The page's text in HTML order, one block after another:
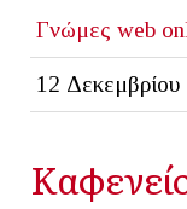
Γνώμες web
12 Δεκεμβρίου